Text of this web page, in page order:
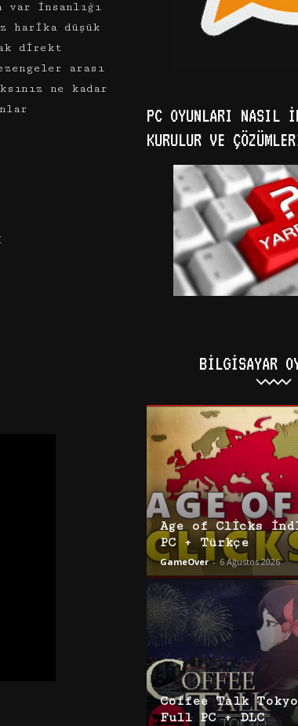
var insanlığı
harika düşük
direkt
arası
ne kadar
PC OYUNLARI NASIL
KURULUR VE
BILGISAYAR
Age of Clicks
PC + Türkçe
GameOver - 6 Ağustos 2026
Coffee Talk
Full PC + DLC